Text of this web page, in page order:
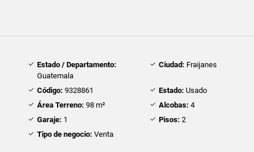
Estado / Departamento:
Guatemala
Ciudad: Fraijanes
Código: 9328861 Estado: Usado
Área Terreno: 98 m² Alcobas: 4
Garaje: 1 Pisos: 2
Tipo de negocio: Venta